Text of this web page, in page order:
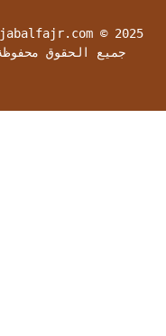
jabalfajr.com © 2025 -
جميع الحقوق محفوظة